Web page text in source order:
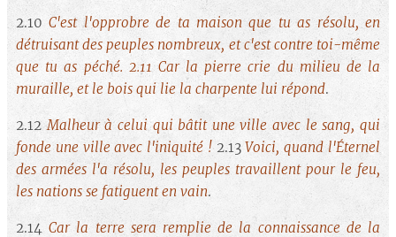
2.10C'est l'opprobre de ta maison que tu as résolu, en
détruisant des peuples nombreux, et c'est contre toi-même
que tu as péché. 2.11 Car la pierre crie du milieu de la
muraille, et le bois qui lie la charpente lui répond.
2.12Malheur à celui qui bâtit une ville avec le sang, qui
fonde une ville avec l'iniquité !2.13Voici, quand l'Éternel
des armées l'a résolu, les peuples travaillent pour le feu,
les nations se fatiguent en vain.
2.14Car la terre sera remplie de la connaissance de la